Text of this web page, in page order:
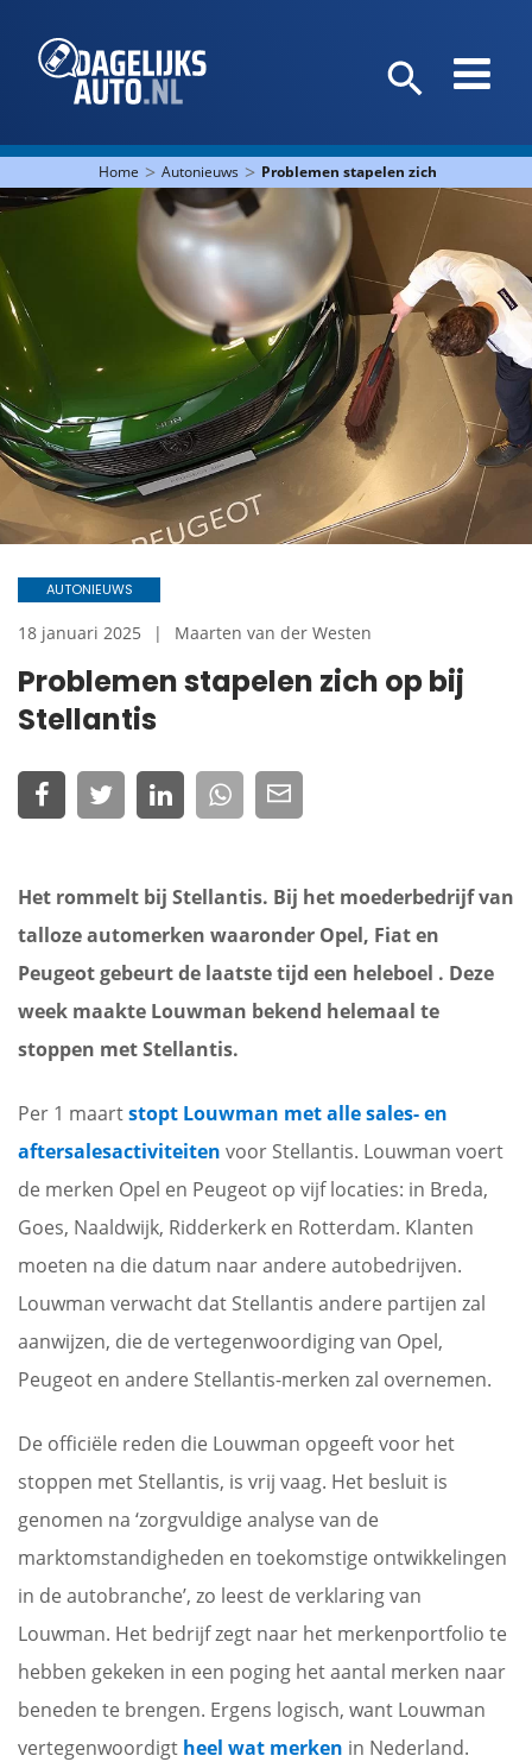
Home > Autonieuws > Problemen stapelen zich op bij
Problemen stapelen zich op bij
Stellantis
AUTONIEUWS
18 januari 2025 Maarten van der Westen
Het rommelt bij Stellantis. Bij het moederbedrijf van
talloze automerken waaronder Opel, Fiat en
Peugeot gebeurt de laatste tijd een heleboel . Deze
week maakte Louwman bekend helemaal te
stoppen met Stellantis.
Per 1 maartstopt Louwman met alle sales- en
aftersalesactiviteiten voor Stellantis. Louwman voert
de merken Opel en Peugeot op vijf locaties: in Breda,
Goes, Naaldwijk, Ridderkerk en Rotterdam. Klanten
moeten na die datum naar andere autobedrijven.
Louwman verwacht dat Stellantis andere partijen zal
aanwijzen, die de vertegenwoordiging van Opel,
Peugeot en andere Stellantis-merken zal overnemen.
De officiële reden die Louwman opgeeft voor het
stoppen met Stellantis, is vrij vaag. Het besluit is
genomen na ‘zorgvuldige analyse van de
marktomstandigheden en toekomstige ontwikkelingen
in de autobranche’, zo leest de verklaring van
Louwman. Het bedrijf zegt naar het merkenportfolio te
hebben gekeken in een poging het aantal merken naar
beneden te brengen. Ergens logisch, want Louwman
vertegenwoordigt heel wat merken in Nederland.